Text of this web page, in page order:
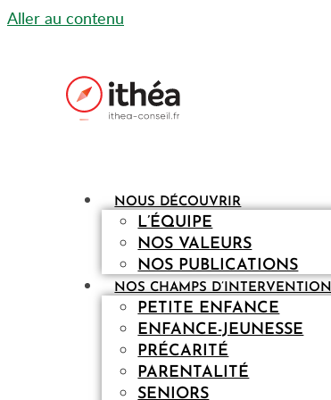
Aller au contenu
NOUS DÉCOUVRIR
L’ÉQUIPE
NOS VALEURS
NOS PUBLICATIONS
NOS CHAMPS D’INTERVENTION
PETITE ENFANCE
ENFANCE-JEUNESSE
PRÉCARITÉ
PARENTALITÉ
SENIORS